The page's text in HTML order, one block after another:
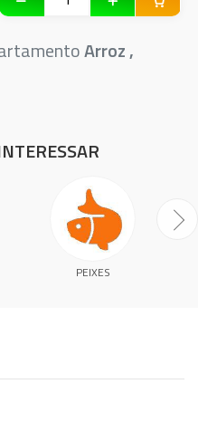
Arroz ,
PEIXES